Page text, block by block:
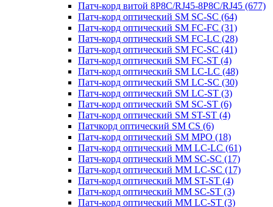
Патч-корд витой 8P8C/RJ45-8P8C/RJ45 (677)
Патч-корд оптический SM SC-SC (64)
Патч-корд оптический SM FC-FC (31)
Патч-корд оптический SM FC-LC (28)
Патч-корд оптический SM FC-SC (41)
Патч-корд оптический SM FC-ST (4)
Патч-корд оптический SM LC-LC (48)
Патч-корд оптический SM LC-SC (30)
Патч-корд оптический SM LC-ST (3)
Патч-корд оптический SM SC-ST (6)
Патч-корд оптический SM ST-ST (4)
Патчкорд оптический SM CS (6)
Патч-корд оптический SM MPO (18)
Патч-корд оптический MM LC-LC (61)
Патч-корд оптический MM SC-SC (17)
Патч-корд оптический MM LC-SC (17)
Патч-корд оптический MM ST-ST (4)
Патч-корд оптический MM SC-ST (3)
Патч-корд оптический MM LC-ST (3)